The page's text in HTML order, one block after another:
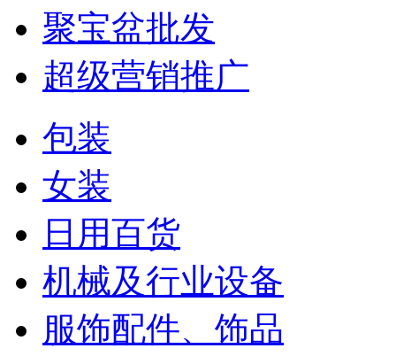
聚宝盆批发
超级营销推广
包装
女装
日用百货
机械及行业设备
服饰配件、饰品